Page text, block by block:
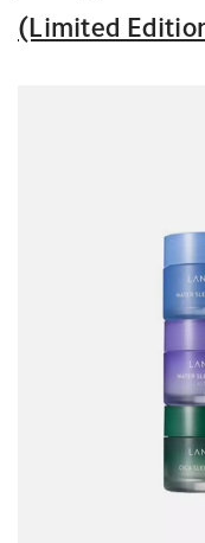
(Limited